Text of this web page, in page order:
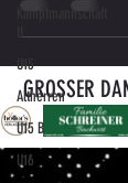
Kampfmannschaft
II
U15
Altherren
U15 B
U16
GROSSER